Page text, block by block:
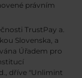
právním
TrustPay a.
Slovenska, a
Úřadem pro
dříve "Unlimint